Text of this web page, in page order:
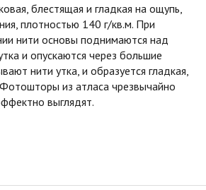
блестящая и гладкая на ощупь,
плотностью 140 г/кв.м. При
нити основы поднимаются над
и опускаются через большие
нити утка, и образуется гладкая,
из атласа чрезвычайно
выглядят.